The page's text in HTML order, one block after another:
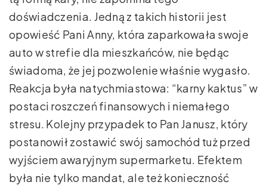
doświadczenia. Jedną z takich historii jest
opowieść Pani Anny, która zaparkowała swoje
auto w strefie dla mieszkańców, nie będąc
świadoma, że jej pozwolenie właśnie wygasło.
Reakcja była natychmiastowa: “karny kaktus” w
postaci roszczeń finansowych i niemałego
stresu. Kolejny przypadek to Pan Janusz, który
postanowił zostawić swój samochód tuż przed
wyjściem awaryjnym supermarketu. Efektem
była nie tylko mandat, ale też konieczność